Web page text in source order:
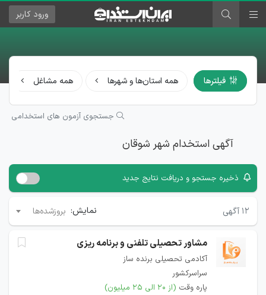
ورود کاربر
فیلترها همه استان‌ها و شهرها همه مشاغل
جستجوی آزمون های استخدامی
آگهی استخدام شهر شوقان
ذخیره جستجو و دریافت نتایج جدید
۱۲ آگهی نمایش: بروزشده‌ها
مشاور تحصیلی تلفنی و برنامه ریزی
آکادمی تحصیلی برنده ساز
سراسرکشور
پاره وقت (از ۲۰ الی ۲۵ میلیون)